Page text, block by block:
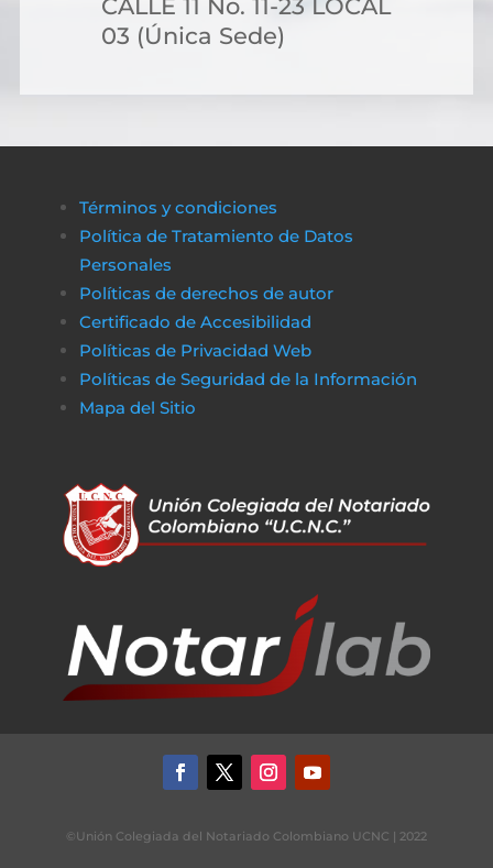
CALLE 11 No. 11-23 LOCAL
03 (Única Sede)
Términos y condiciones
Política de Tratamiento de Datos
Personales
Políticas de derechos de autor
Certificado de Accesibilidad
Políticas de Privacidad Web
Políticas de Seguridad de la Información
Mapa del Sitio
©Unión Colegiada del Notariado Colombiano UCNC | 2022